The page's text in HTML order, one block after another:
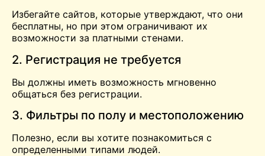
Избегайте сайтов, которые утверждают, что они
бесплатны, но при этом ограничивают их
возможности за платными стенами.
2. Регистрация не требуется
Вы должны иметь возможность мгновенно
общаться без регистрации.
3. Фильтры по полу и местоположению
Полезно, если вы хотите познакомиться с
определенными типами людей.